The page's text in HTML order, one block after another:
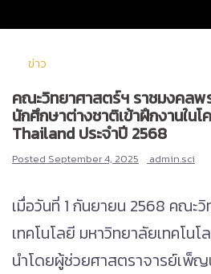
ข่าว
คณะวิทยาศาสตร์ฯ ราชมงคลพ
นักศึกษาต่างชาติเข้าฝึกงานในโ
Thailand ประจำปี 2568
Posted September 4, 2025 admin.sci
เมื่อวันที่ 1 กันยายน 2568 คณะ
เทคโนโลยี มหาวิทยาลัยเทคโน
นำโดยผู้ช่วยศาสตราจารย์เพ็